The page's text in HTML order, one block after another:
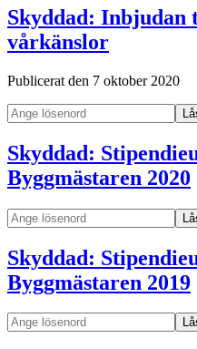
Skyddad:
vårkänslor
Publicerat den 7 oktober 2020
Skyddad:
Byggmästaren 2020
Skyddad:
Byggmästaren 2019